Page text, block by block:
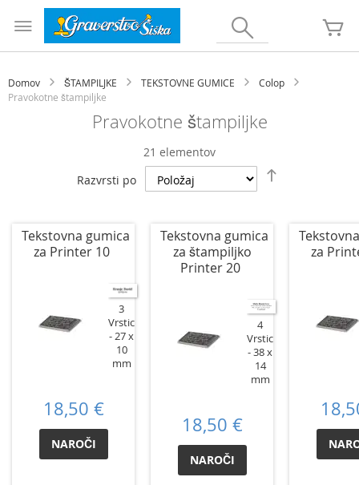
Preskoči
vsebino
Domov ŠTAMPILJKE TEKSTOVNE GUMICE
Colop
Pravokotne štampiljke
Pravokotne štampiljke
21 elementov
Razvrsti po
Tekstovna gumica
za Printer 10
3
Vrstic
27 x
10
mm
18,50 €
NAROČI
Tekstovna gumica
za štampiljko
Printer 20
4
Vrstic
38 x
14
mm
18,50 €
NAROČI
za